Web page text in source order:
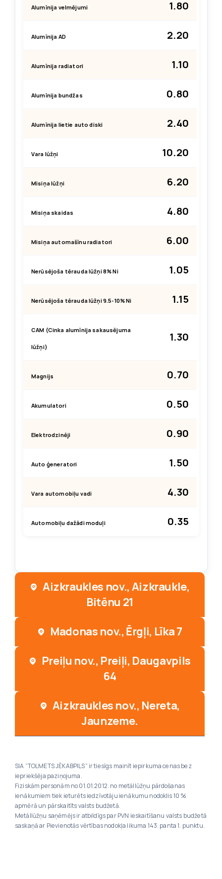
Alumīnija velmējumi 1.80
Alumīnija AD 2.20
Alumīnija radiatori 1.10
Alumīnija bundžas 0.80
Alumīnija lietie auto diski 2.40
Vara lūžņi 10.20
Misiņa lūžņi 6.20
Misiņa skaidas 4.80
Misiņa automašīnu radiatori 6.00
Nerūsējoša tērauda lūžņi 8% Ni 1.05
Nerūsējoša tērauda lūžņi 9.5-10% Ni 1.15
CAM (Cinka alumīnija sakausējuma
lūžņi)
1.30
Magnijs 0.70
Akumulatori 0.50
Elektrodzinēji 0.90
Auto ģeneratori 1.50
Vara automobiļu vadi 4.30
Automobiļu dažādi moduļi 0.35
Aizkraukles nov., Aizkraukle,
Bitēnu 21
Madonas nov., Ērgļi, Līka 7
Preiļu nov., Preiļi, Daugavpils
64
Aizkraukles nov., Nereta,
Jaunzeme.
SIA “TOLMETS JĒKABPILS” ir tiesīgs mainīt iepirkuma cenas bez
iepriekšēja paziņojuma.
Fiziskām personām no 01.01.2012. no metāllūžņu pārdošanas
ienākumiem tiek ieturēts iedzīvotāju ienākumu nodoklis 10 %
apmērā un pārskaitīts valsts budžetā.
Metāllūžņu saņēmējs ir atbildīgs par PVN ieskaitīšanu valsts budžetā
saskaņā ar Pievienotās vērtības nodokļa likuma 143. panta 1. punktu.